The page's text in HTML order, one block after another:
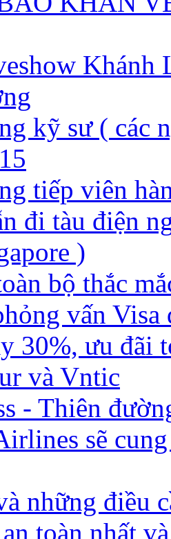
kỹ sư ( các
tiếp viên
đi tàu điện
)
bộ thắc
vấn
30%, ưu đãi
và Vntic
- Thiên
sẽ
những điều
toàn nhất